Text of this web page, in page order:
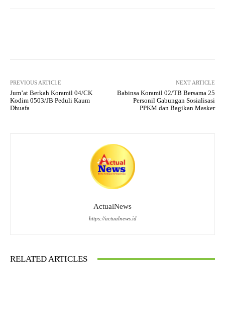
PREVIOUS ARTICLE
Jum’at Berkah Koramil 04/CK
Kodim 0503/JB Peduli Kaum
Dhuafa
NEXT ARTICLE
Babinsa Koramil 02/TB Bersama 25
Personil Gabungan Sosialisasi
PPKM dan Bagikan Masker
ActualNews
https://actualnews.id
RELATED ARTICLES